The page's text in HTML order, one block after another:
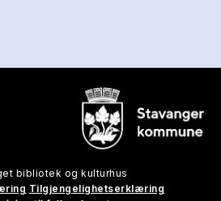
bibliotek og kulturhus
Tilgjengelighetserklæring